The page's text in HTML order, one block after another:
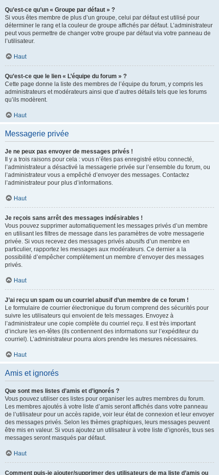
Qu’est-ce qu’un « Groupe par défaut » ?
Si vous êtes membre de plus d’un groupe, celui par défaut est utilisé pour
déterminer le rang et la couleur de groupe affichés par défaut. L’administrateur
peut vous permettre de changer votre groupe par défaut via votre panneau de
l’utilisateur.
Haut
Qu’est-ce que le lien « L’équipe du forum » ?
Cette page donne la liste des membres de l’équipe du forum, y compris les
administrateurs et modérateurs ainsi que d’autres détails tels que les forums
qu’ils modèrent.
Haut
Messagerie privée
Je ne peux pas envoyer de messages privés !
Il y a trois raisons pour cela : vous n’êtes pas enregistré et/ou connecté,
l’administrateur a désactivé la messagerie privée sur l’ensemble du forum, ou
l’administrateur vous a empêché d’envoyer des messages. Contactez
l’administrateur pour plus d’informations.
Haut
Je reçois sans arrêt des messages indésirables !
Vous pouvez supprimer automatiquement les messages privés d’un membre
en utilisant les filtres de message dans les paramètres de votre messagerie
privée. Si vous recevez des messages privés abusifs d’un membre en
particulier, rapportez les messages aux modérateurs. Ce dernier a la
possibilité d’empêcher complètement un membre d’envoyer des messages
privés.
Haut
J’ai reçu un spam ou un courriel abusif d’un membre de ce forum !
Le formulaire de courrier électronique du forum comprend des sécurités pour
suivre les utilisateurs qui envoient de tels messages. Envoyez à
l’administrateur une copie complète du courriel reçu. Il est très important
d’inclure les en-têtes (ils contiennent des informations sur l’expéditeur du
courriel). L’administrateur pourra alors prendre les mesures nécessaires.
Haut
Amis et ignorés
Que sont mes listes d’amis et d’ignorés ?
Vous pouvez utiliser ces listes pour organiser les autres membres du forum.
Les membres ajoutés à votre liste d’amis seront affichés dans votre panneau
de l’utilisateur pour un accès rapide, voir leur état de connexion et leur envoyer
des messages privés. Selon les thèmes graphiques, leurs messages peuvent
être mis en valeur. Si vous ajoutez un utilisateur à votre liste d’ignorés, tous ses
messages seront masqués par défaut.
Haut
Comment puis-je ajouter/supprimer des utilisateurs de ma liste d’amis ou